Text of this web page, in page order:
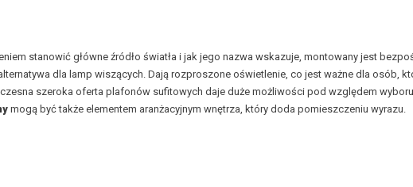
stanowić główne źródło światła i jak jego nazwa wskazuje, montowany jest
dla lamp wiszących. Dają rozproszone oświetlenie, co jest ważne dla osób,
szeroka oferta plafonów sufitowych daje duże możliwości pod względem
mogą być także elementem aranżacyjnym wnętrza, który doda pomieszczeniu wyrazu.